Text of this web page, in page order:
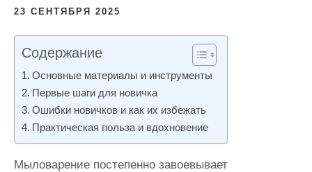
23 СЕНТЯБРЯ 2025
Содержание
Основные материалы и инструменты
Первые шаги для новичка
Ошибки новичков и как их избежать
Практическая польза и вдохновение
Мыловарение постепенно завоевывает